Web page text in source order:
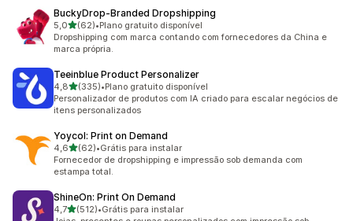
BuckyDrop‑Branded Dropshipping
5,0de 5 estrelas
(62)
62 avaliações ao todo
•Plano gratuito disponível
Dropshipping com marca contando com fornecedores da China e
marca própria.
Teeinblue Product Personalizer
4,8de 5 estrelas
(335)
335 avaliações ao todo
•Plano gratuito disponível
Personalizador de produtos com IA criado para escalar negócios de
itens personalizados
Yoycol: Print on Demand
4,6de 5 estrelas
(62)
62 avaliações ao todo
•Grátis para instalar
Fornecedor de dropshipping e impressão sob demanda com
estampa total.
ShineOn: Print On Demand
4,7de 5 estrelas
(512)
512 avaliações ao todo
•Grátis para instalar